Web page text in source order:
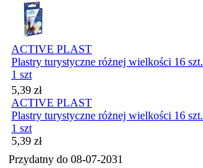
ACTIVE PLAST
Plastry turystyczne różnej wielkości 16 szt.
1 szt
Cena
5,39 zł
ACTIVE PLAST
Plastry turystyczne różnej wielkości 16 szt.
1 szt
Cena
5,39 zł
Przydatny do 08-07-2031